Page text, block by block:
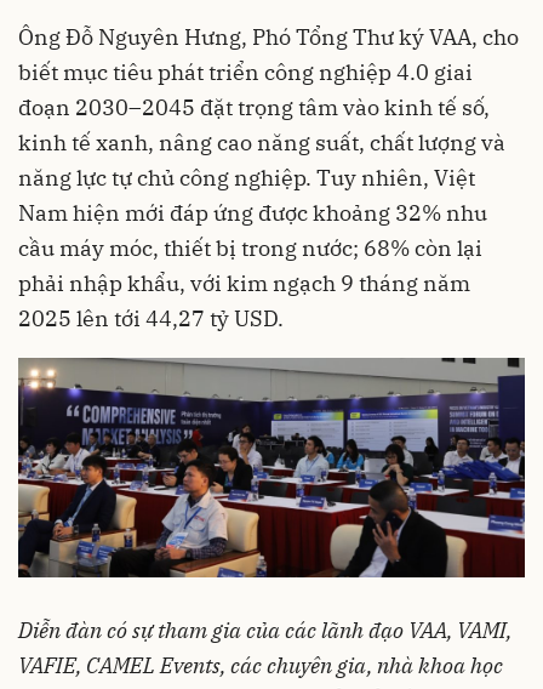
Ông Đỗ Nguyên Hưng, Phó Tổng Thư ký VAA, cho
biết mục tiêu phát triển công nghiệp 4.0 giai
đoạn 2030–2045 đặt trọng tâm vào kinh tế số,
kinh tế xanh, nâng cao năng suất, chất lượng và
năng lực tự chủ công nghiệp. Tuy nhiên, Việt
Nam hiện mới đáp ứng được khoảng 32% nhu
cầu máy móc, thiết bị trong nước; 68% còn lại
phải nhập khẩu, với kim ngạch 9 tháng năm
2025 lên tới 44,27 tỷ USD.
Diễn đàn có sự tham gia của các lãnh đạo VAA, VAMI,
VAFIE, CAMEL Events, các chuyên gia, nhà khoa học